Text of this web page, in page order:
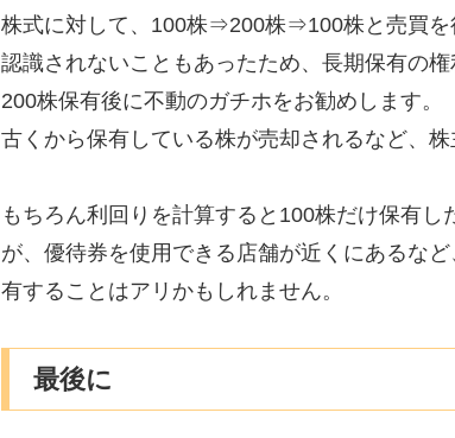
株式に対して、100株⇒200株⇒100株と売買を
認識されないこともあったため、長期保有の
200株保有後に不動のガチホをお勧めします。
古くから保有している株が売却されるなど、株
もちろん利回りを計算すると100株だけ保有し
が、優待券を使用できる店舗が近くにあるな
有することはアリかもしれません。
最後に